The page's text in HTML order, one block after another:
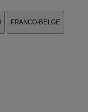
FRANCO-BELGE